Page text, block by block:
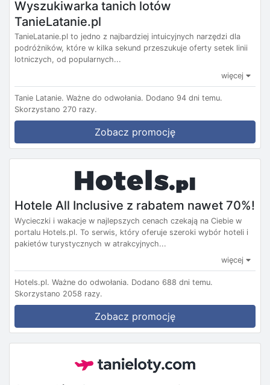
Wyszukiwarka tanich lotów
TanieLatanie.pl
TanieLatanie.pl to jedno z najbardziej intuicyjnych narzędzi dla
podróżników, które w kilka sekund przeszukuje oferty setek linii
lotniczych, od popularnych...
więcej
Tanie Latanie. Ważne do odwołania. Dodano 94 dni temu.
Skorzystano 270 razy.
Zobacz promocję
Hotele All Inclusive z rabatem nawet 70%!
Wycieczki i wakacje w najlepszych cenach czekają na Ciebie w
portalu Hotels.pl. To serwis, który oferuje szeroki wybór hoteli i
pakietów turystycznych w atrakcyjnych...
więcej
Hotels.pl. Ważne do odwołania. Dodano 688 dni temu.
Skorzystano 2058 razy.
Zobacz promocję